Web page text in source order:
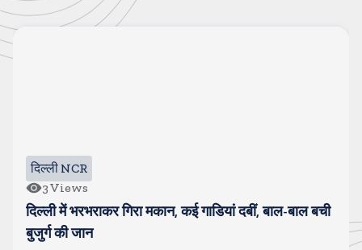
दिल्ली NCR
3Views
दिल्ली में भरभराकर गिरा मकान, कई गाडियां दबीं, बाल-बाल बची
बुजुर्ग की जान